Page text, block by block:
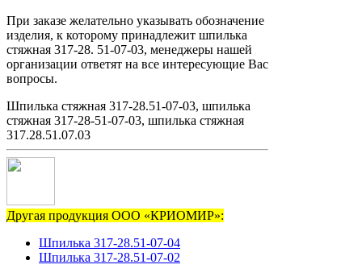
При заказе желательно указывать обозначение
изделия, к которому принадлежит шпилька
стяжная 317-28. 51-07-03, менеджеры нашей
организации ответят на все интересующие Вас
вопросы.
Шпилька стяжная 317-28.51-07-03, шпилька
стяжная 317-28-51-07-03, шпилька стяжная
317.28.51.07.03
Другая продукция ООО «КРИОМИР»:
Шпилька 317-28.51-07-04
Шпилька 317-28.51-07-02